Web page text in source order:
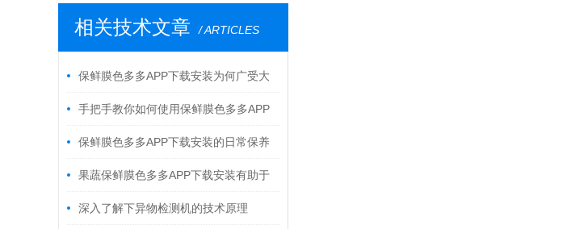
相关技术文章 / ARTICLES
保鲜膜色多多APP下载安装为何广受大
众喜爱？
手把手教你如何使用保鲜膜色多多APP
下载安装
保鲜膜色多多APP下载安装的日常保养
十分重要
果蔬保鲜膜色多多APP下载安装有助于
延长果蔬的保险程度
深入了解下异物检测机的技术原理